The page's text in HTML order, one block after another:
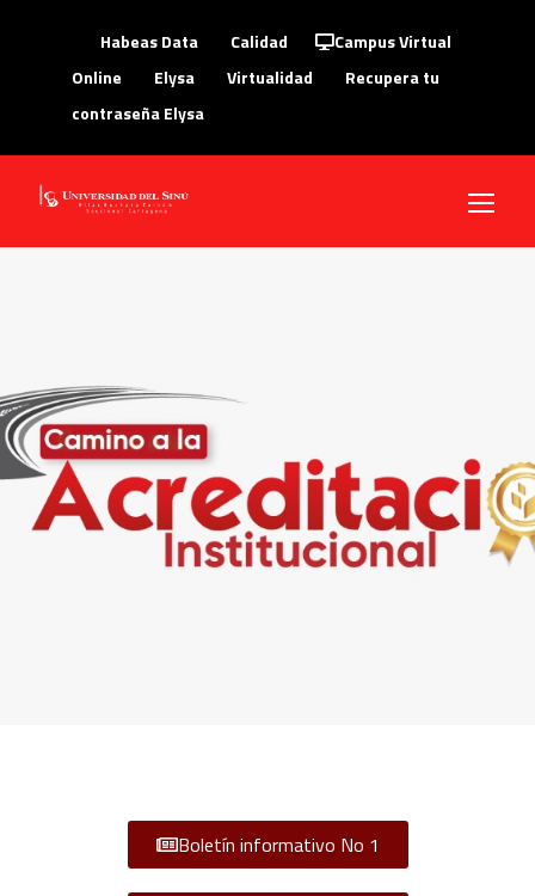
Campus Virtual
Habeas Data
Calidad
Online
Elysa Virtualidad
Recupera tu
contraseña Elysa
Boletín informativo No 1